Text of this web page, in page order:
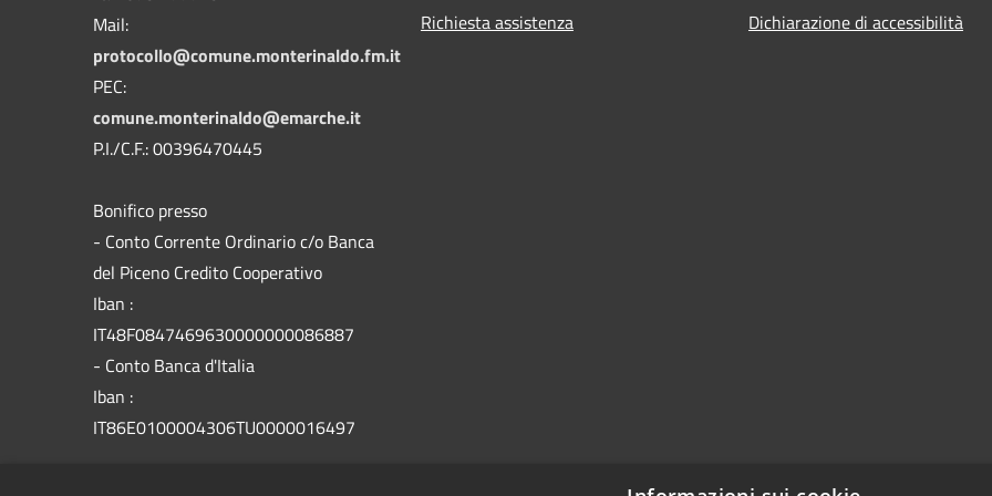
Mail:
protocollo@comune.monterinaldo.fm.it
PEC:
comune.monterinaldo@emarche.it
P.I./C.F.: 00396470445
Bonifico presso
​- Conto Corrente Ordinario c/o Banca
del Piceno Credito Cooperativo
Iban :
IT48F0847469630000000086887
- Conto Banca d'Italia
Iban :
IT86E0100004306TU0000016497
Richiesta assistenza Dichiarazione di accessibilità